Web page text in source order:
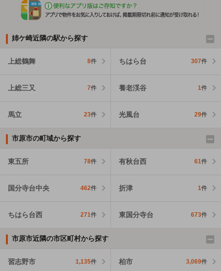
姉ケ崎近隣の駅から探す
上総鶴舞 8件 ちはら台 307件
上総三又 7件 養老渓谷 1件
馬立 23件 光風台 29件
市原市の町域から探す
東五所 78件 有秋台西 61件
国分寺台中央 462件 折津 1件
ちはら台西 271件 東国分寺台 673件
市原市近隣の市区町村から探す
習志野市 1,135件 柏市 3,069件